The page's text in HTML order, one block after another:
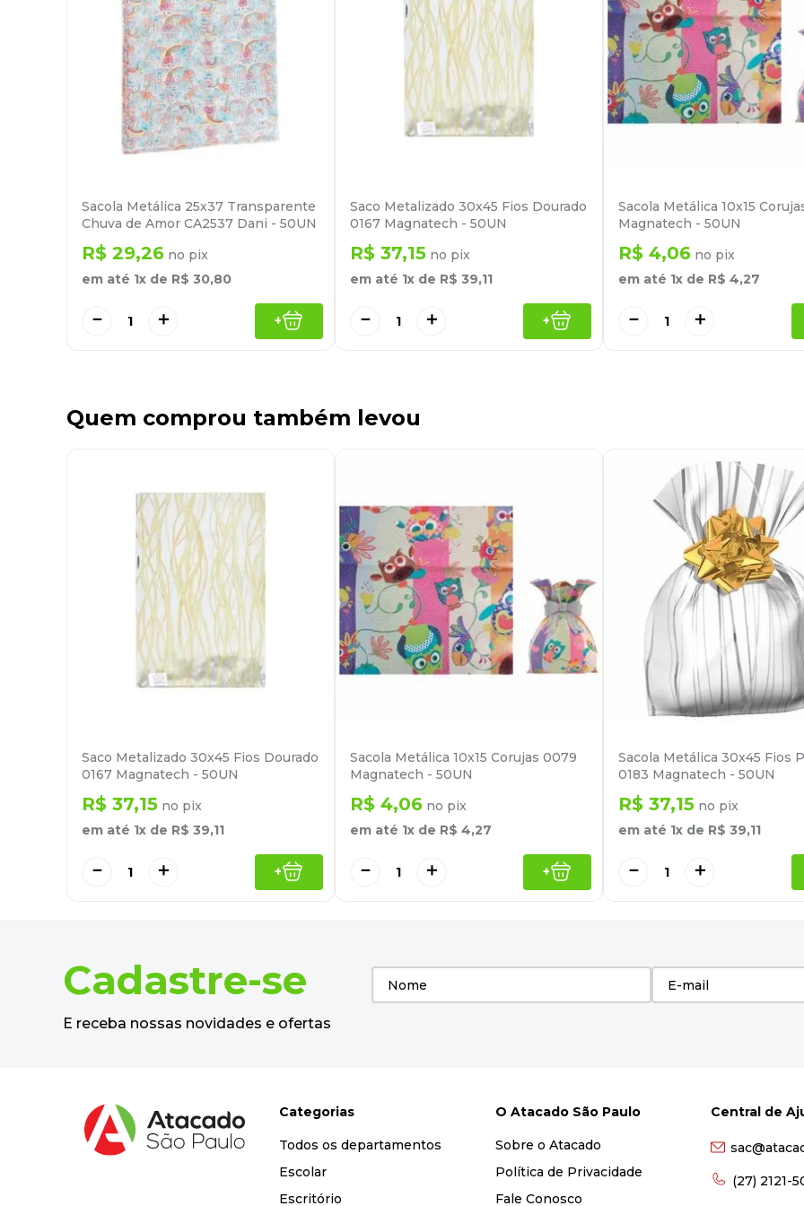
Sacola Metálica 25x37 Transparente
Chuva de Amor CA2537 Dani - 50UN
R$ 29,26 no pix
em até 1x de R$ 30,80
＋
－ +
Saco Metalizado 30x45 Fios Dourado
0167 Magnatech - 50UN
R$ 37,15 no pix
em até 1x de R$ 39,11
＋
－ +
Sacola Metálica 10x15
Magnatech - 50UN
R$ 4,06 no pix
em até 1x de R$ 4,27
＋
－
Quem comprou também levou
Saco Metalizado 30x45 Fios Dourado
0167 Magnatech - 50UN
R$ 37,15 no pix
em até 1x de R$ 39,11
＋
－ +
Sacola Metálica 10x15 Corujas 0079
Magnatech - 50UN
R$ 4,06 no pix
em até 1x de R$ 4,27
＋
－ +
Sacola Metálica 30x45 Fios
0183 Magnatech - 50UN
R$ 37,15 no pix
em até 1x de R$ 39,11
＋
－
Cadastre-se
E receba nossas novidades e ofertas
Categorias
Todos os departamentos
Escolar
Escritório
O Atacado São Paulo
Sobre o Atacado
Política de Privacidade
Fale Conosco
Central de
(27) 2121-